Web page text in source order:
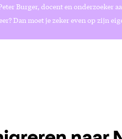
Burger, docent en onderzoeker
Dan moet je zeker even op zijn